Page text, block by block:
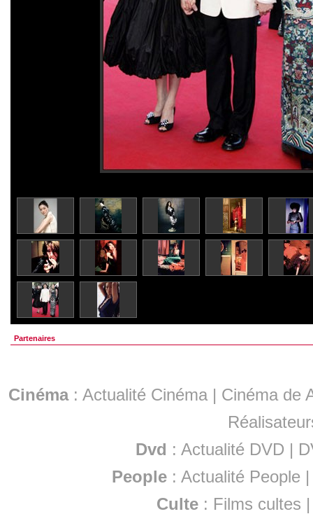
Partenaires
Cinéma: Actualité Cinéma | Cinéma de
Dvd : Actualité DVD |
People :Actualité People
Culte : Films cultes